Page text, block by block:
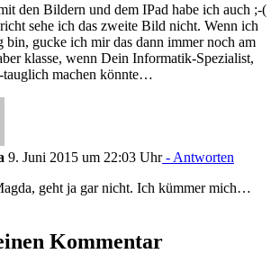
den Bildern und dem IPad habe ich auch ;-(
sehe ich das zweite Bild nicht. Wenn ich
bin, gucke ich mir das dann immer noch am
klasse, wenn Dein Informatik-Spezialist,
tauglich machen könnte…
9. Juni 2015 um 22:03 Uhr- Antworten
geht ja gar nicht. Ich kümmer mich…
Kommentar